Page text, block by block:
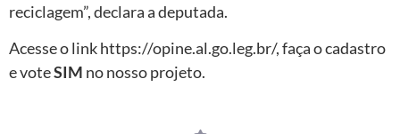
reciclagem”, declara a deputada.
Acesse o link https://opine.al.go.leg.br/, faça o cadastro
e voteSIM no nosso projeto.